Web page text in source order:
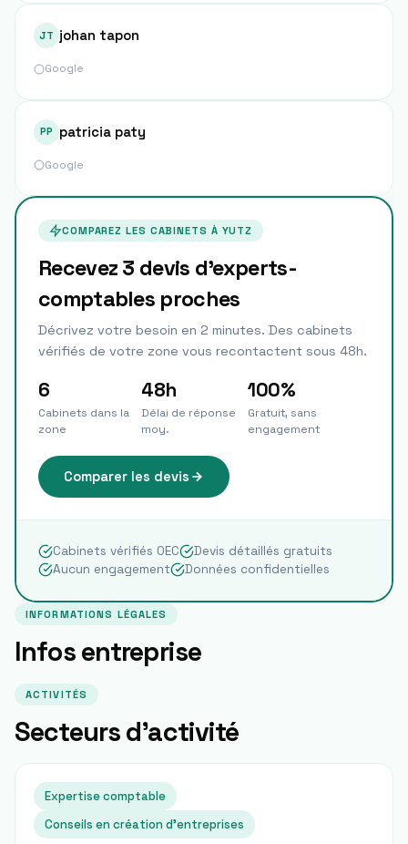
JT johan tapon
Google
PP patricia paty
Google
COMPAREZ LES CABINETS À YUTZ
Recevez 3 devis d'experts-
comptables proches
Décrivez votre besoin en 2 minutes. Des cabinets
vérifiés de votre zone vous recontactent sous 48h.
6
Cabinets dans la
zone
48h
Délai de réponse
moy.
100%
Gratuit, sans
engagement
Comparer les devis
Cabinets vérifiés OEC
Devis détaillés gratuits
Aucun engagement
Données confidentielles
INFORMATIONS LÉGALES
Infos entreprise
ACTIVITÉS
Secteurs d'activité
Expertise comptable
Conseils en création d'entreprises